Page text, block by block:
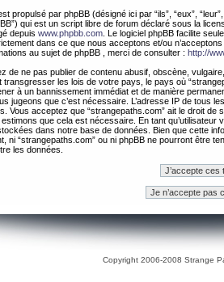
propulsé par phpBB (désigné ici par “ils”, “eux”,
qui est un script libre de forum déclaré sous la
depuis www.phpbb.com . Le logiciel phpBB facilite
dans ce que nous acceptons et/ou
au sujet de phpBB , merci de consulter : http://
de ne pas publier de contenu abusif, obscène,
transgresser les lois de votre pays, le pays où
à un bannissement immédiat et de manière
jugeons que c’est nécessaire. L’adresse IP de tous
Vous acceptez que “strangepaths.com” ait le droit de
que cela est nécessaire. En tant
dans notre base de données. Bien que cette
ni “strangepaths.com” ou ni phpBB ne pourront être
les données.
Copyright 2006-2008 Strange